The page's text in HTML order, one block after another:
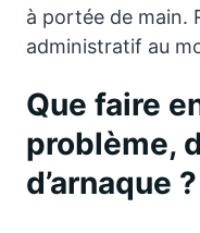
à portée de main.
administratif au
Que faire
problème,
d’arnaque ?